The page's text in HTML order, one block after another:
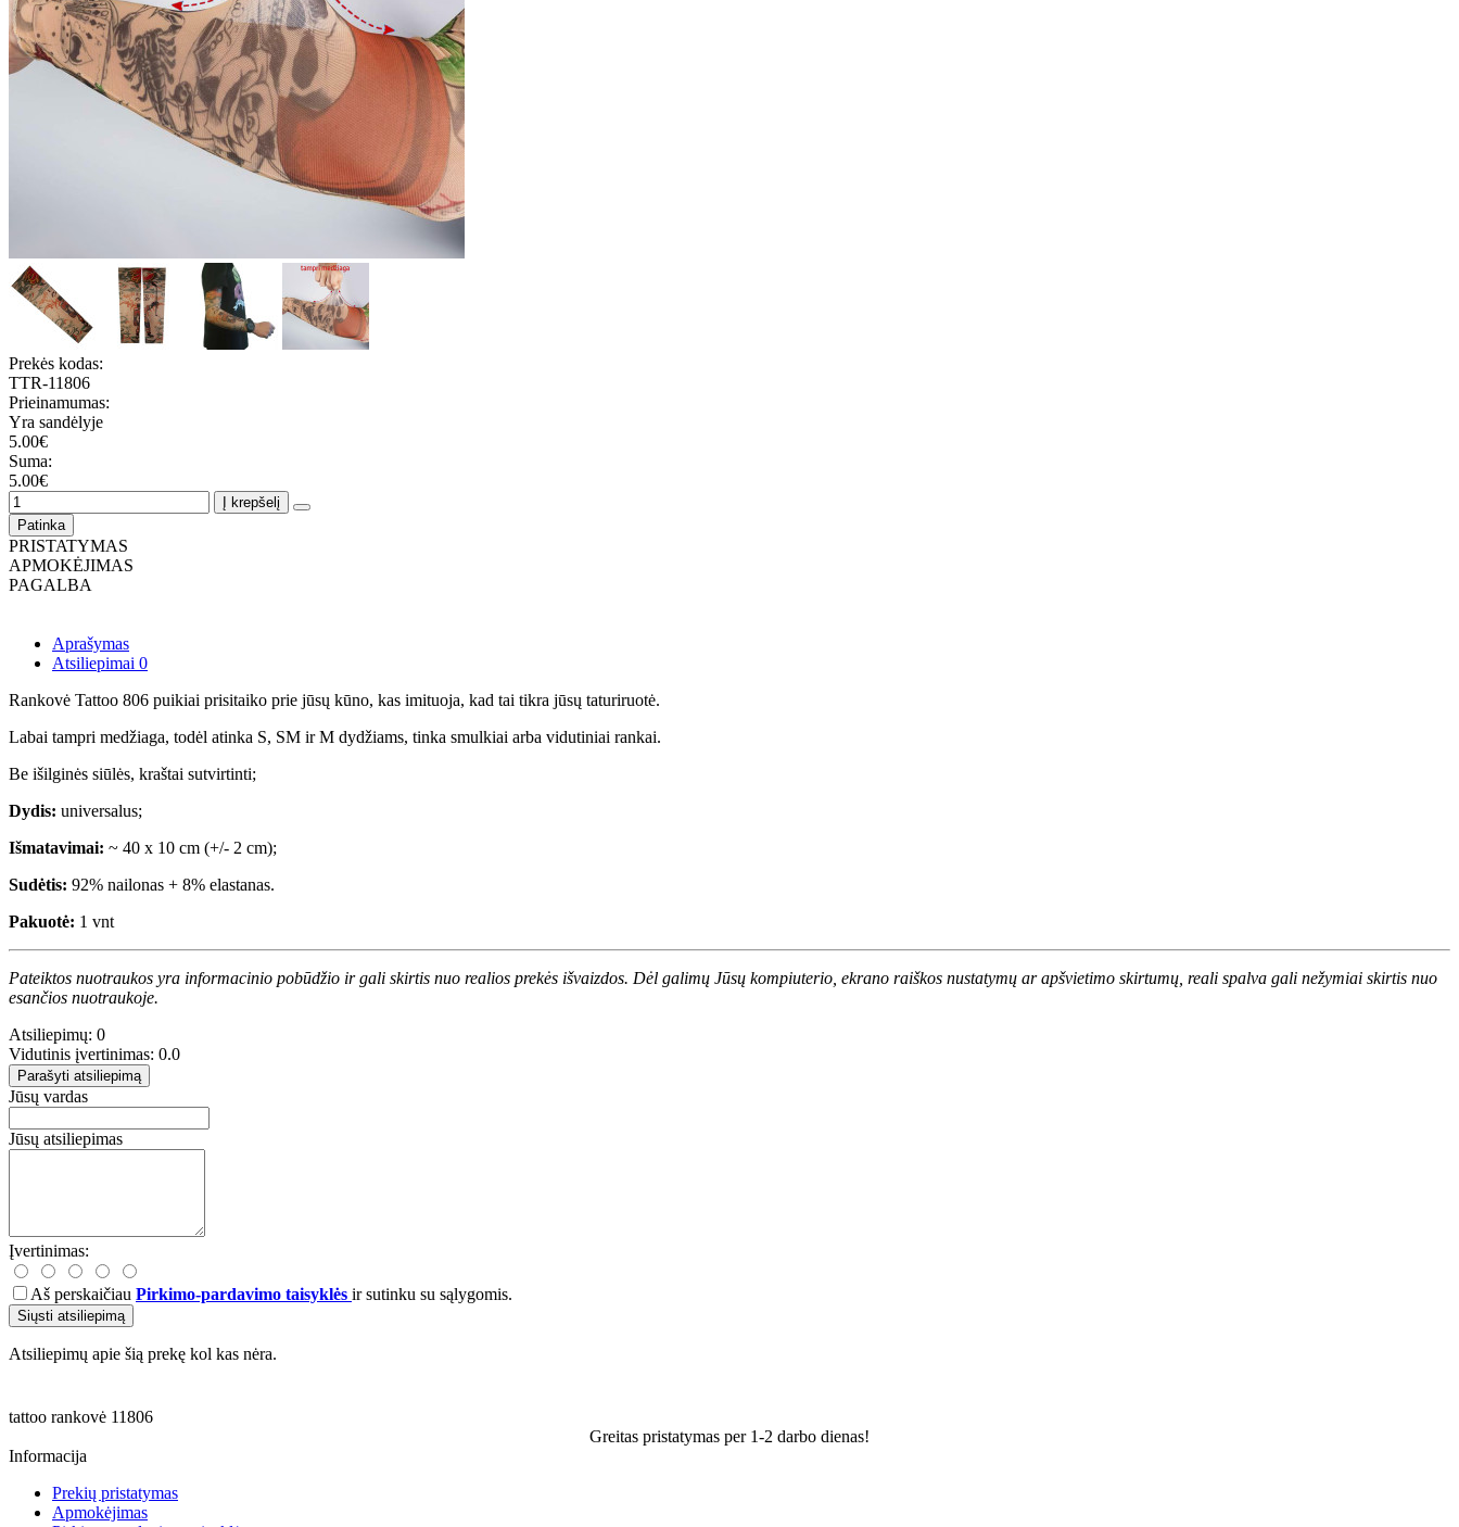
Prekės kodas:
TTR-11806
Prieinamumas:
Yra sandėlyje
5.00€
Suma:
5.00€
Į krepšelį
Patinka
PRISTATYMAS
APMOKĖJIMAS
PAGALBA
Aprašymas
Atsiliepimai 0
Rankovė Tattoo 806 puikiai prisitaiko prie jūsų kūno, kas imituoja, kad tai tikra jūsų taturiruotė.
Labai tampri medžiaga, todėl atinka S, SM ir M dydžiams, tinka smulkiai arba vidutiniai rankai.
Be išilginės siūlės, kraštai sutvirtinti;
Dydis: universalus;
Išmatavimai: ~ 40 x 10 cm (+/- 2 cm);
Sudėtis: 92% nailonas + 8% elastanas.
Pakuotė: 1 vnt
Pateiktos nuotraukos yra informacinio pobūdžio ir gali skirtis nuo realios prekės išvaizdos. Dėl galimų Jūsų kompiuterio, ekrano raiškos nustatymų ar apšvietimo skirtumų, reali spalva gali nežymiai skirtis nuo
esančios nuotraukoje.
Atsiliepimų: 0
Vidutinis įvertinimas: 0.0
Parašyti atsiliepimą
Jūsų vardas
Jūsų atsiliepimas
Įvertinimas:
Aš perskaičiau Pirkimo-pardavimo taisyklės ir sutinku su sąlygomis.
Siųsti atsiliepimą
Atsiliepimų apie šią prekę kol kas nėra.
tattoo rankovė 11806
Greitas pristatymas per 1-2 darbo dienas!
Informacija
Prekių pristatymas
Apmokėjimas